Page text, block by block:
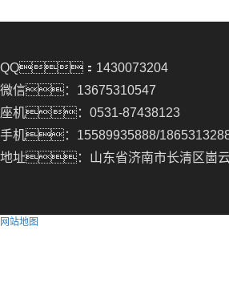
QQ：1430073204
微信：13675310547
座机：0531-87438123
手机：15589935888/
地址：山东省济南市长清区崮云
网站地图